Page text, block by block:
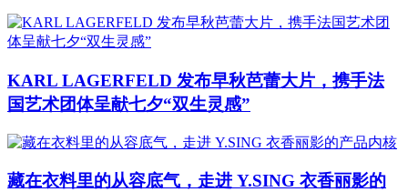
KARL LAGERFELD 发布早秋芭蕾大片，携手法
国艺术团体呈献七夕“双生灵感”
藏在衣料里的从容底气，走进 Y.SING 衣香丽影的